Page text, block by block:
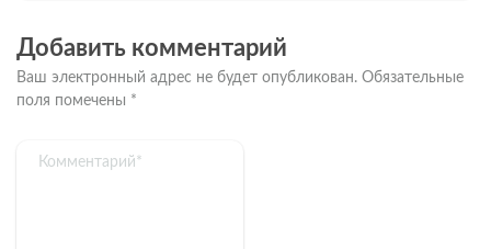
Добавить комментарий
Ваш электронный адрес не будет опубликован. Обязательные
поля помечены *